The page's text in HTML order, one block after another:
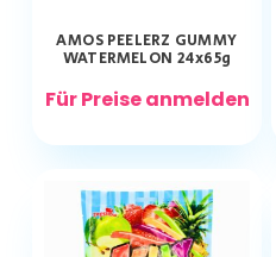
AMOS PEELERZ GUMMY
WATERMELON 24x65g
Für Preise anmelden